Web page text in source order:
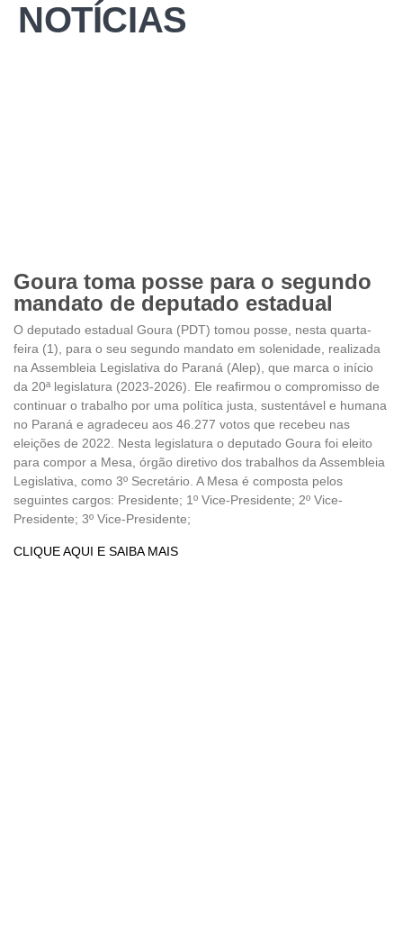
NOTÍCIAS
Goura toma posse para o segundo
mandato de deputado estadual
O deputado estadual Goura (PDT) tomou posse, nesta quarta-
feira (1), para o seu segundo mandato em solenidade, realizada
na Assembleia Legislativa do Paraná (Alep), que marca o início
da 20ª legislatura (2023-2026). Ele reafirmou o compromisso de
continuar o trabalho por uma política justa, sustentável e humana
no Paraná e agradeceu aos 46.277 votos que recebeu nas
eleições de 2022. Nesta legislatura o deputado Goura foi eleito
para compor a Mesa, órgão diretivo dos trabalhos da Assembleia
Legislativa, como 3º Secretário. A Mesa é composta pelos
seguintes cargos: Presidente; 1º Vice-Presidente; 2º Vice-
Presidente; 3º Vice-Presidente;
CLIQUE AQUI E SAIBA MAIS